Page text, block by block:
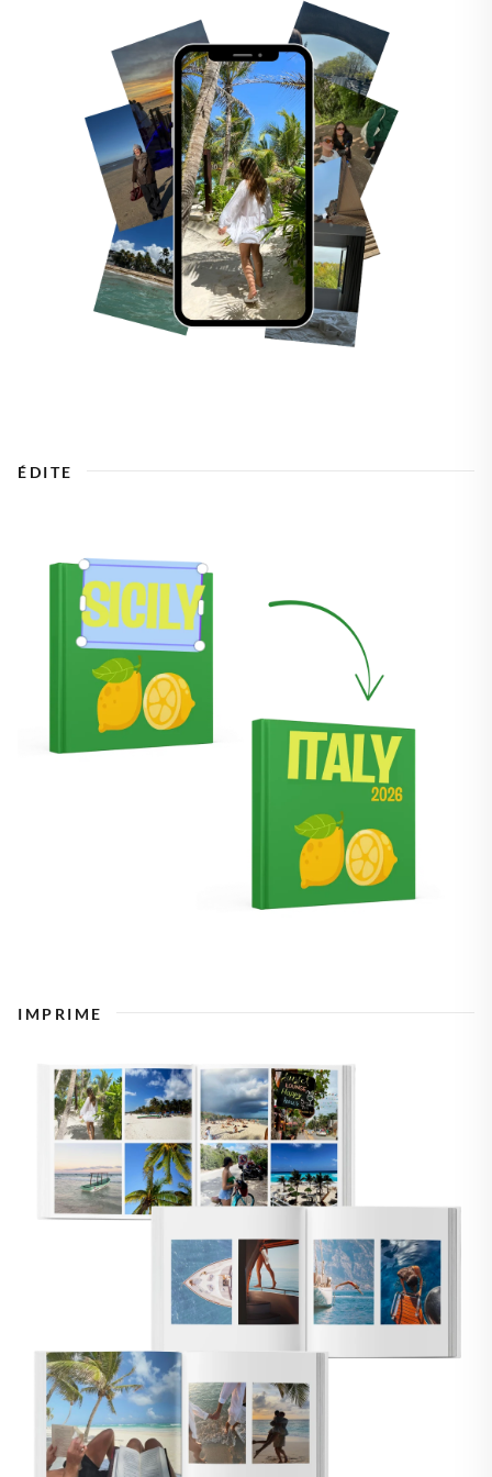
ÉDITE
IMPRIME